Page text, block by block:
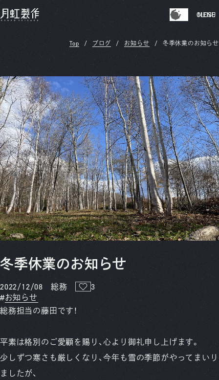
MENU
CLOSE
Top ブログ お知らせ 冬季休業のお知らせ
冬季休業のお知らせ
2022/12/08 総務
3
お知らせ
総務担当の藤田です！
平素は格別のご愛顧を賜り、心より御礼申し上げます。
少しずつ寒さも厳しくなり、今年も雪の季節がやってまいり
ましたが、